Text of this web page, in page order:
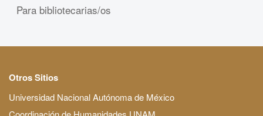
Para bibliotecarias/os
Otros Sitios
Universidad Nacional Autónoma de México